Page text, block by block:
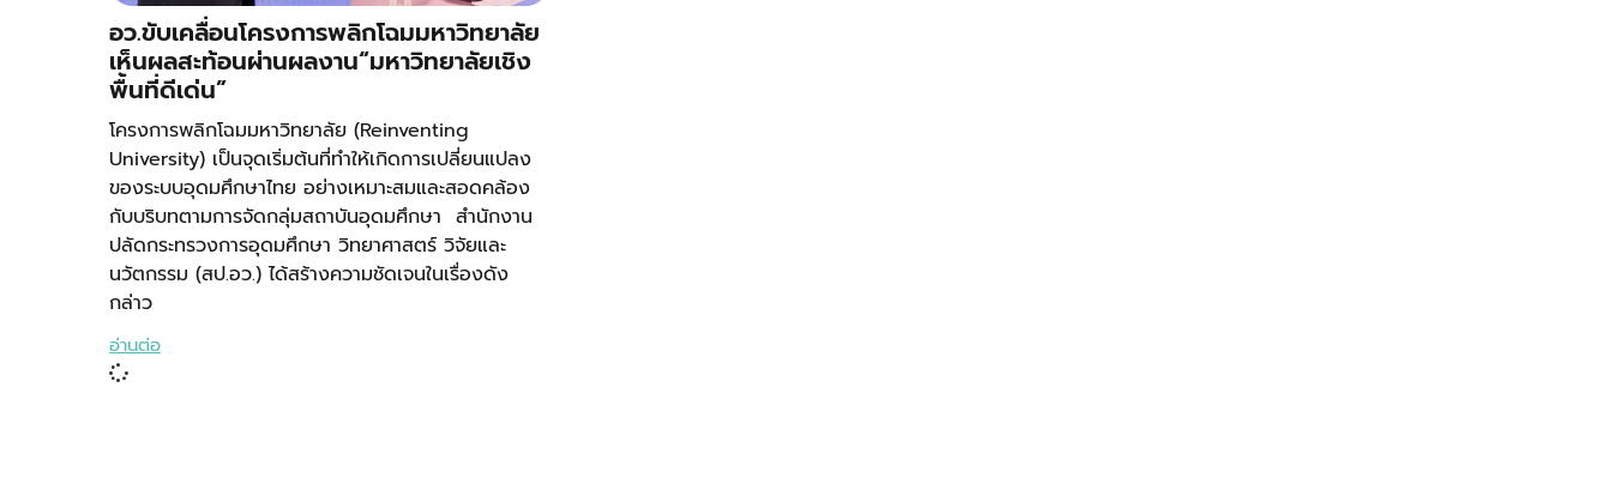
อว.ขับเคลื่อนโครงการพลิกโฉมมหาวิทยาลัย
เห็นผลสะท้อนผ่านผลงาน“มหาวิทยาลัยเชิง
พื้นที่ดีเด่น”
โครงการพลิกโฉมมหาวิทยาลัย (Reinventing
University) เป็นจุดเริ่มต้นที่ทำให้เกิดการเปลี่ยนแปลง
ของระบบอุดมศึกษาไทย อย่างเหมาะสมและสอดคล้อง
กับบริบทตามการจัดกลุ่มสถาบันอุดมศึกษา สำนักงาน
ปลัดกระทรวงการอุดมศึกษา วิทยาศาสตร์ วิจัยและ
นวัตกรรม (สป.อว.) ได้สร้างความชัดเจนในเรื่องดัง
กล่าว
อ่านต่อ